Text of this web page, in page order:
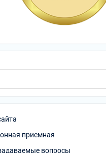
приемная
вопросы